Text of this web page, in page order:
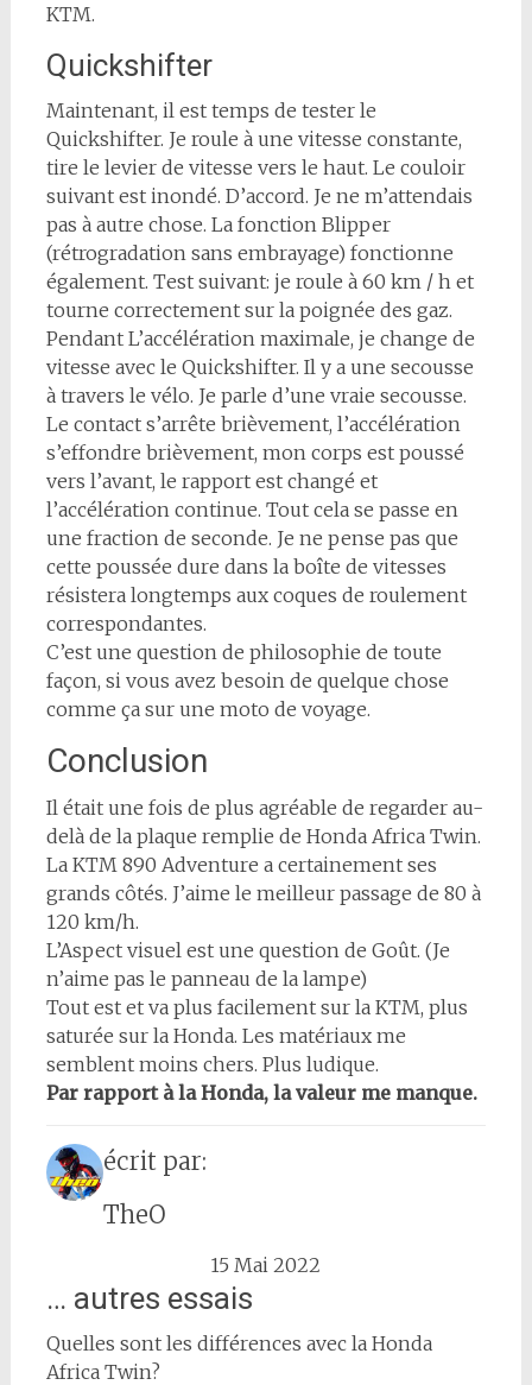
KTM.
Quickshifter
Maintenant, il est temps de tester le
Quickshifter. Je roule à une vitesse constante,
tire le levier de vitesse vers le haut. Le couloir
suivant est inondé. D’accord. Je ne m’attendais
pas à autre chose. La fonction Blipper
(rétrogradation sans embrayage) fonctionne
également. Test suivant: je roule à 60 km / h et
tourne correctement sur la poignée des gaz.
Pendant L’accélération maximale, je change de
vitesse avec le Quickshifter. Il y a une secousse
à travers le vélo. Je parle d’une vraie secousse.
Le contact s’arrête brièvement, l’accélération
s’effondre brièvement, mon corps est poussé
vers l’avant, le rapport est changé et
l’accélération continue. Tout cela se passe en
une fraction de seconde. Je ne pense pas que
cette poussée dure dans la boîte de vitesses
résistera longtemps aux coques de roulement
correspondantes.
C’est une question de philosophie de toute
façon, si vous avez besoin de quelque chose
comme ça sur une moto de voyage.
Conclusion
Il était une fois de plus agréable de regarder au-
delà de la plaque remplie de Honda Africa Twin.
La KTM 890 Adventure a certainement ses
grands côtés. J’aime le meilleur passage de 80 à
120 km/h.
L’Aspect visuel est une question de Goût. (Je
n’aime pas le panneau de la lampe)
Tout est et va plus facilement sur la KTM, plus
saturée sur la Honda. Les matériaux me
semblent moins chers. Plus ludique.
Par rapport à la Honda, la valeur me manque.
écrit par:
TheO
15 Mai 2022
… autres essais
Quelles sont les différences avec la Honda
Africa Twin?